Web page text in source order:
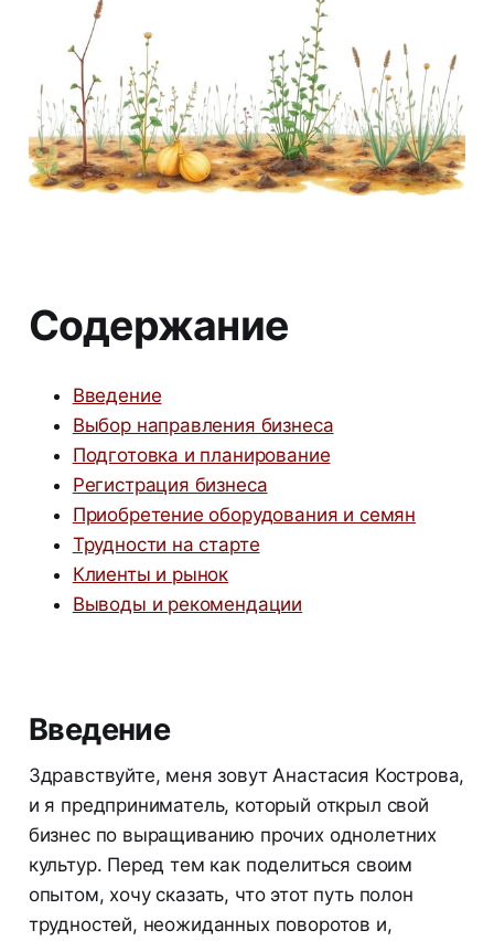
Содержание
Введение
Выбор направления бизнеса
Подготовка и планирование
Регистрация бизнеса
Приобретение оборудования и семян
Трудности на старте
Клиенты и рынок
Выводы и рекомендации
Введение
Здравствуйте, меня зовут Анастасия Кострова,
и я предприниматель, который открыл свой
бизнес по выращиванию прочих однолетних
культур. Перед тем как поделиться своим
опытом, хочу сказать, что этот путь полон
трудностей, неожиданных поворотов и,